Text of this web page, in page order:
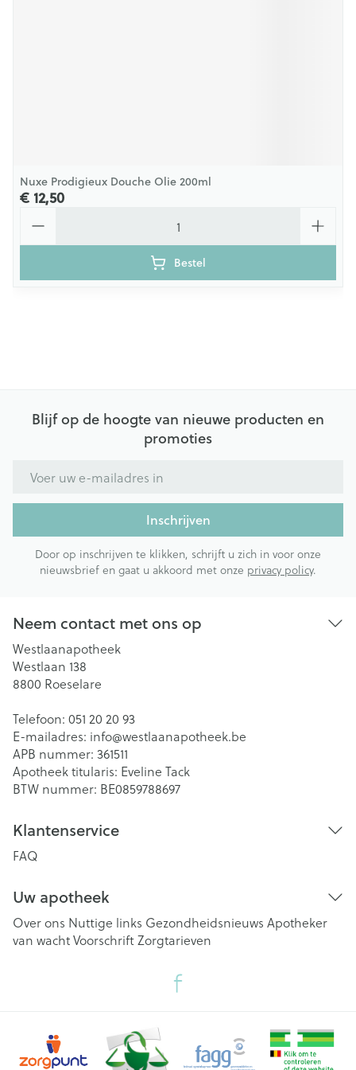
Nuxe Prodigieux Douche Olie 200ml
€ 12,50
Bestel
Blijf op de hoogte van nieuwe producten en
promoties
Inschrijven
Door op inschrijven te klikken, schrijft u zich in voor onze
nieuwsbrief en gaat u akkoord met onze privacy policy.
Neem contact met ons op
Westlaanapotheek
Westlaan 138
8800 Roeselare
Telefoon: 051 20 20 93
E-mailadres: info@westlaanapotheek.be
APB nummer: 361511
Apotheek titularis: Eveline Tack
BTW nummer: BE0859788697
Klantenservice
FAQ
Uw apotheek
Over ons Nuttige links Gezondheidsnieuws Apotheker
van wachtVoorschriftZorgtarieven